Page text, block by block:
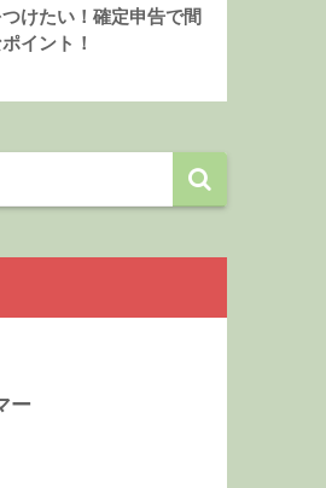
けたい！確定申告で間
イント！
ー